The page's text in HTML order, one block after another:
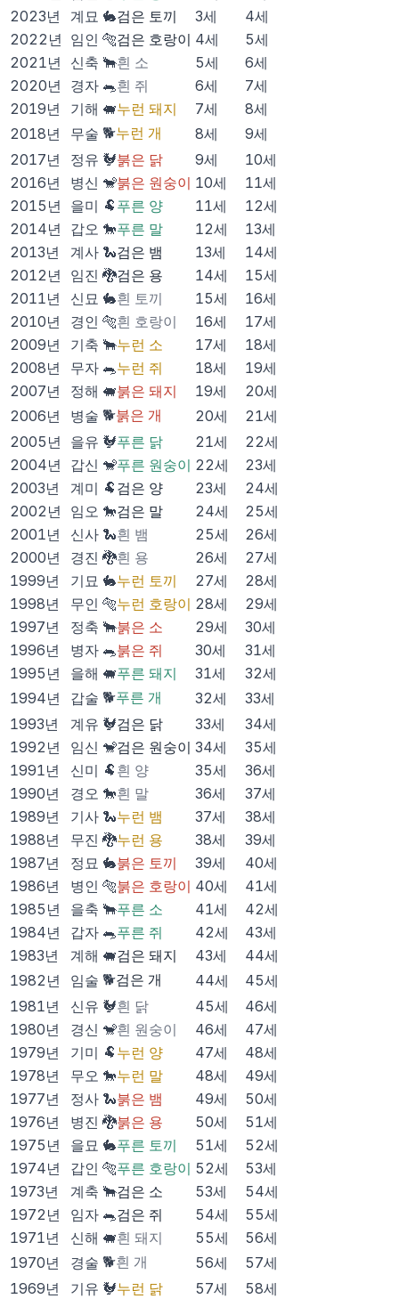
2023년 계묘 🐇검은 토끼 3세 4세
2022 년 임인 🐅검은 호랑이 4세 5세
2021년 신축 🐂흰 소 5세 6세
2020년 경자 🐀흰 쥐 6세 7세
2019년 기해 🐖누런 돼지 7세 8세
2018년 무술 🐕누런 개 8세 9세
2017년 정유 🐓붉은 닭 9세 10세
2016년 병신 🐒붉은 원숭이 10세 11세
2015 년 을미 🐏 푸른 양 11세 12세
2014년 갑오 🐎푸른 말 12세 13세
2013년 계사 🐍검은 뱀 13세 14세
2012 년 임진 🐉검은 용 14세 15세
2011년 신묘 🐇흰 토끼 15세 16세
2010년 경인 🐅흰 호랑이 16세 17세
2009년 기축 🐂누런 소 17세 18세
2008년 무자 🐀누런 쥐 18세 19세
2007년 정해 🐖붉은 돼지 19세 20세
2006년 병술 🐕붉은 개 20세 21세
2005 년 을유 🐓푸른 닭 21세 22세
2004년 갑신 🐒푸른 원숭이 22세 23세
2003년 계미 🐏 검은 양 23세 24세
2002 년 임오 🐎검은 말 24세 25세
2001년 신사 🐍흰 뱀 25세 26세
2000년 경진 🐉흰 용 26세 27세
1999년 기묘 🐇누런 토끼 27세 28세
1998년 무인 🐅누런 호랑이 28세 29세
1997년 정축 🐂붉은 소 29세 30세
1996년 병자 🐀붉은 쥐 30세 31세
1995 년 을해 🐖푸른 돼지 31세 32세
1994년 갑술 🐕푸른 개 32세 33세
1993년 계유 🐓검은 닭 33세 34세
1992 년 임신 🐒검은 원숭이 34세 35세
1991년 신미 🐏 흰 양 35세 36세
1990년 경오 🐎흰 말 36세 37세
1989년 기사 🐍누런 뱀 37세 38세
1988년 무진 🐉누런 용 38세 39세
1987년 정묘 🐇붉은 토끼 39세 40세
1986년 병인 🐅붉은 호랑이 40세 41세
1985 년 을축 🐂푸른 소 41세 42세
1984년 갑자 🐀푸른 쥐 42세 43세
1983년 계해 🐖검은 돼지 43세 44세
1982 년 임술 🐕검은 개 44세 45세
1981년 신유 🐓흰 닭 45세 46세
1980년 경신 🐒흰 원숭이 46세 47세
1979년 기미 🐏 누런 양 47세 48세
1978년 무오 🐎누런 말 48세 49세
1977년 정사 🐍붉은 뱀 49세 50세
1976년 병진 🐉붉은 용 50세 51세
1975 년 을묘 🐇푸른 토끼 51세 52세
1974년 갑인 🐅푸른 호랑이 52세 53세
1973년 계축 🐂검은 소 53세 54세
1972 년 임자 🐀검은 쥐 54세 55세
1971년 신해 🐖흰 돼지 55세 56세
1970년 경술 🐕흰 개 56세 57세
1969년 기유 🐓누런 닭 57세 58세